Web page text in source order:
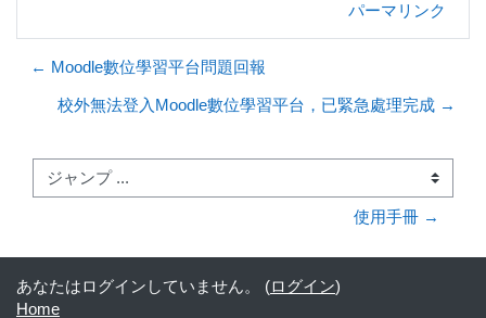
パーマリンク
← Moodle數位學習平台問題回報
校外無法登入Moodle數位學習平台，已緊急處理完成 →
ジャンプ ...
使用手冊 →
あなたはログインしていません。 (ログイン)
Home